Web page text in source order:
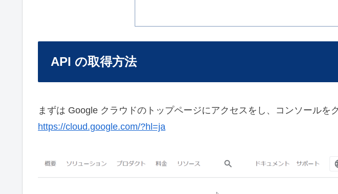
API の取得方法
まずは Google クラウドのトップページにアクセスをし、コンソールを
https://cloud.google.com/?hl=ja